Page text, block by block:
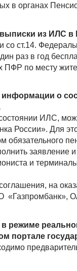
в органах
из ИЛС в
со ст.14.
раз в год
ПФР по месту
информации о
ИЛС,
России». Для
обязательного
заявление
и
на
«Газпромбанк»,
в режиме
портале